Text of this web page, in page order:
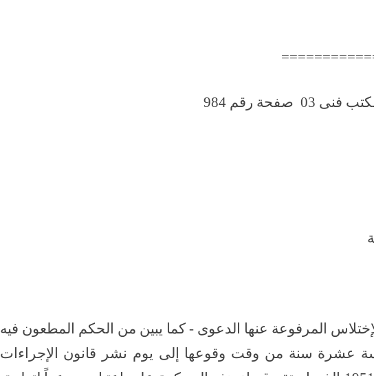
دعوى جنائية
المرفوعة عنها الدعوى - كما يبين من الحكم المطعون فيه
عشرة سنة من وقت وقوعها إلى يوم نشر قانون الإجراءات